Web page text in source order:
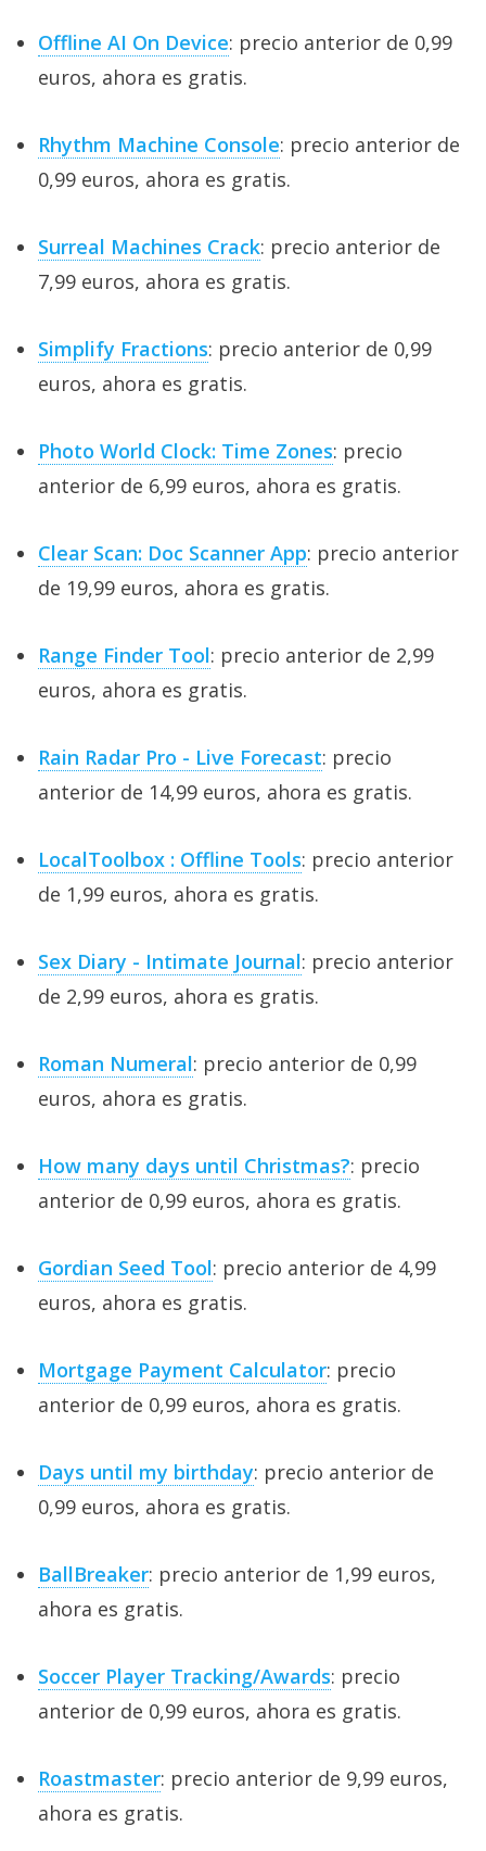
Offline AI On Device: precio anterior de 0,99
euros, ahora es gratis.
Rhythm Machine Console: precio anterior de
0,99 euros, ahora es gratis.
Surreal Machines Crack: precio anterior de
7,99 euros, ahora es gratis.
Simplify Fractions: precio anterior de 0,99
euros, ahora es gratis.
Photo World Clock: Time Zones: precio
anterior de 6,99 euros, ahora es gratis.
Clear Scan: Doc Scanner App: precio anterior
de 19,99 euros, ahora es gratis.
Range Finder Tool: precio anterior de 2,99
euros, ahora es gratis.
Rain Radar Pro - Live Forecast: precio
anterior de 14,99 euros, ahora es gratis.
LocalToolbox : Offline Tools: precio anterior
de 1,99 euros, ahora es gratis.
Sex Diary - Intimate Journal: precio anterior
de 2,99 euros, ahora es gratis.
Roman Numeral: precio anterior de 0,99
euros, ahora es gratis.
How many days until Christmas?: precio
anterior de 0,99 euros, ahora es gratis.
Gordian Seed Tool: precio anterior de 4,99
euros, ahora es gratis.
Mortgage Payment Calculator: precio
anterior de 0,99 euros, ahora es gratis.
Days until my birthday: precio anterior de
0,99 euros, ahora es gratis.
BallBreaker: precio anterior de 1,99 euros,
ahora es gratis.
Soccer Player Tracking/Awards: precio
anterior de 0,99 euros, ahora es gratis.
Roastmaster: precio anterior de 9,99 euros,
ahora es gratis.